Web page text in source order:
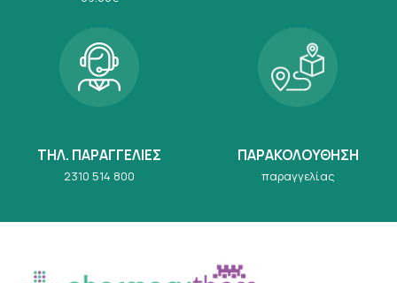
ΤΗΛ. ΠΑΡΑΓΓΕΛΙΕΣ
2310 514 800
ΠΑΡΑΚΟΛΟΥΘΗΣΗ
παραγγελίας